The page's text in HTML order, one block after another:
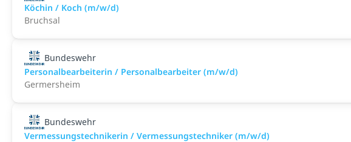
Köchin / Koch (m/w/d)
Bruchsal
Bundeswehr
Personalbearbeiterin / Personalbearbeiter (m/w/d)
Germersheim
Bundeswehr
Vermessungstechnikerin / Vermessungstechniker (m/w/d)